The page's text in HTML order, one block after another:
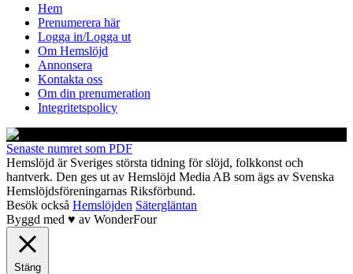
Hem
Prenumerera här
Logga in/Logga ut
Om Hemslöjd
Annonsera
Kontakta oss
Om din prenumeration
Integritetspolicy
Senaste numret som PDF
Hemslöjd är Sveriges största tidning för slöjd, folkkonst och
hantverk. Den ges ut av Hemslöjd Media AB som ägs av Svenska
Hemslöjdsföreningarnas Riksförbund.
Besök också Hemslöjden Sätergläntan
Byggd med ♥ av WonderFour
Stäng